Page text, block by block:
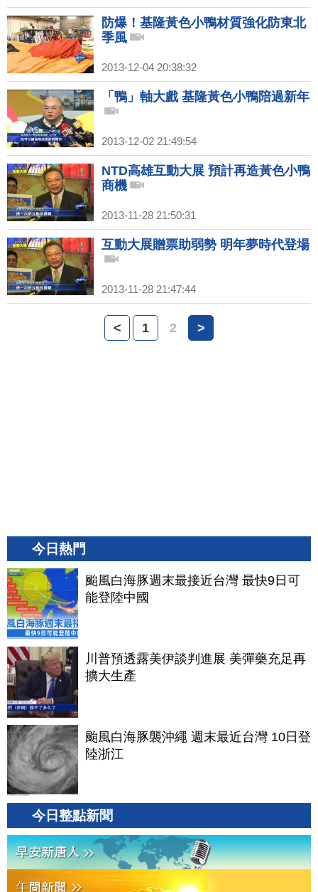
防爆！基隆黃色小鴨材質強化防東北
季風
2013-12-04 20:38:32
「鴨」軸大戲 基隆黃色小鴨陪過新年
2013-12-02 21:49:54
NTD高雄互動大展 預計再造黃色小鴨
商機
2013-11-28 21:50:31
互動大展贈票助弱勢 明年夢時代登場
2013-11-28 21:47:44
< 1 2 >
今日熱門
颱風白海豚週末最接近台灣 最快9日可
能登陸中國
川普預透露美伊談判進展 美彈藥充足再
擴大生產
颱風白海豚襲沖繩 週末最近台灣 10日登
陸浙江
今日整點新聞